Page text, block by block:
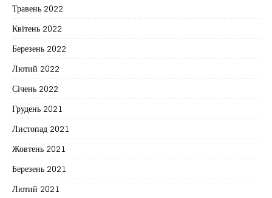
Травень 2022
Квітень 2022
Березень 2022
Лютий 2022
Січень 2022
Грудень 2021
Листопад 2021
Жовтень 2021
Березень 2021
Лютий 2021